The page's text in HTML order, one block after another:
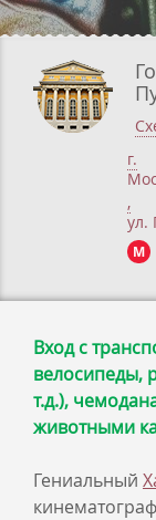
г.
,
ул.
М
Вход с
велосипеды,
т.д.),
животными
Гениальный